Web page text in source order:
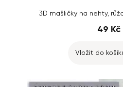
3D mašličky na nehty,
49 Kč
Vložit do